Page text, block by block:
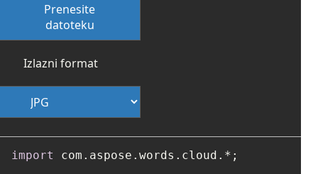
Prenesite
datoteku
Izlazni format
import
com.aspose.words.cloud.*;